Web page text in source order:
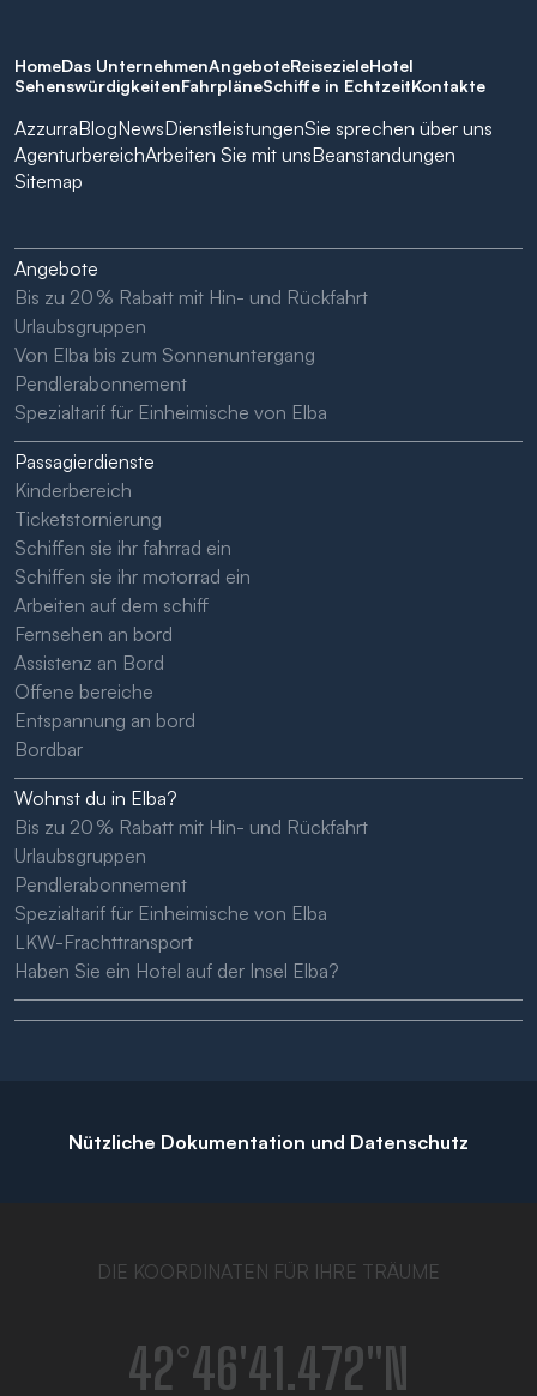
HomeDas UnternehmenAngeboteReisezieleHotel
SehenswürdigkeitenFahrpläneSchiffe in EchtzeitKontakte
AzzurraBlogNewsDienstleistungenSie sprechen über uns
AgenturbereichArbeiten Sie mit unsBeanstandungen
Sitemap
Angebote
Bis zu 20 % Rabatt mit Hin- und Rückfahrt
Urlaubsgruppen
Von Elba bis zum Sonnenuntergang
Pendlerabonnement
Spezialtarif für Einheimische von Elba
Passagierdienste
Kinderbereich
Ticketstornierung
Schiffen sie ihr fahrrad ein
Schiffen sie ihr motorrad ein
Arbeiten auf dem schiff
Fernsehen an bord
Assistenz an Bord
Offene bereiche
Entspannung an bord
Bordbar
Wohnst du in Elba?
Bis zu 20 % Rabatt mit Hin- und Rückfahrt
Urlaubsgruppen
Pendlerabonnement
Spezialtarif für Einheimische von Elba
LKW-Frachttransport
Haben Sie ein Hotel auf der Insel Elba?
Nützliche Dokumentation und Datenschutz
DIE KOORDINATEN FÜR IHRE TRÄUME
42°46′41.472″N